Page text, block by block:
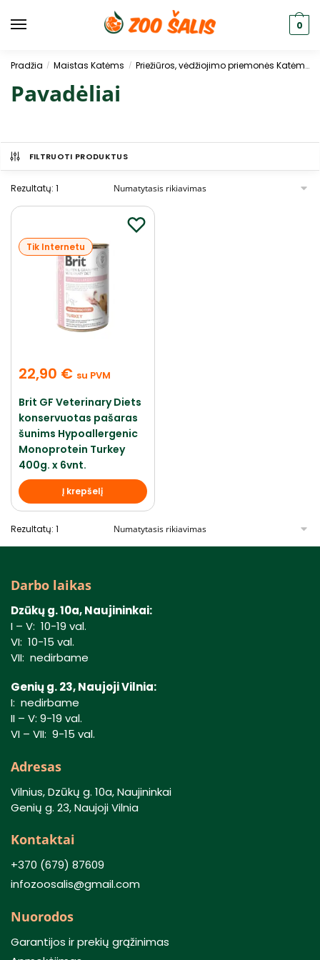
0
Pradžia / Maistas Katėms / Priežiūros, vėdžiojimo priemonės Katėms
Pavadėliai
FILTRUOTI PRODUKTUS
Rezultatų: 1
22,90 € su PVM
Tik Internetu
Brit GF Veterinary Diets
konservuotas pašaras
šunims Hypoallergenic
Monoprotein Turkey
400g. x 6vnt.
Į krepšelį
Rezultatų: 1
Darbo laikas
Dzūkų g. 10a, Naujininkai:
I – V: 10-19 val.
VI: 10-15 val.
VII: nedirbame
Genių g. 23, Naujoji Vilnia:
I: nedirbame
II – V: 9-19 val.
VI – VII: 9-15 val.
Adresas
Vilnius, Dzūkų g. 10a, Naujininkai
Genių g. 23, Naujoji Vilnia
Kontaktai
+370 (679) 87609
infozoosalis@gmail.com
Nuorodos
Garantijos ir prekių grąžinimas